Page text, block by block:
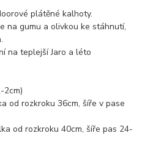
plátěné kalhoty.
na gumu a olivkou ke stáhnutí,
na teplejší Jaro a léto
2cm)
od rozkroku 36cm, šíře v pase
od rozkroku 40cm, šíře pas 24-